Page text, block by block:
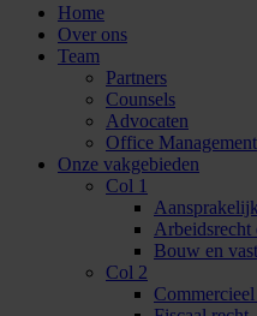
Menu
sluiten
Home
Over ons
Team
Partners
Counsels
Advocaten
Office Management
Onze vakgebieden
Col 1
Arbeidsrecht
Bouw en
Col 2